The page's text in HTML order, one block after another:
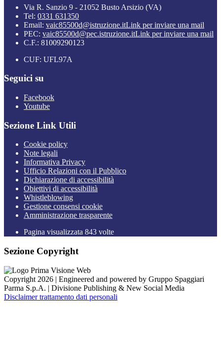
Via R. Sanzio 9 - 21052 Busto Arsizio (VA)
Tel: 0331 631350
Email: vaic85500d@istruzione.itLink per inviare una mail
PEC: vaic85500d@pec.istruzione.itLink per inviare una mail
C.F.: 81009290123
CUF: UFL97A
Seguici su
Facebook
Youtube
Sezione Link Utili
Cookie policy
Note legali
Informativa Privacy
Ufficio Relazioni con il Pubblico
Dichiarazione di accessibilità
Obiettivi di accessibilità
Whistleblowing
Gestione consensi cookie
Amministrazione trasparente
Pagina visualizzata 843 volte
Sezione Copyright
Copyright 2026 | Engineered and powered by Gruppo Spaggiari
Parma S.p.A. | Divisione Publishing & New Social Media
Disclaimer trattamento dati personali